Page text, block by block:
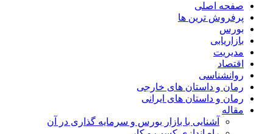
صفحه اصلی
پرفروش ترین ها
بورس
بازاریابی
مدیریت
اقتصاد
روانشناسی
رمان و داستان های خارجی
رمان و داستان های ایرانی
مقاله
آشنایی با بازار بورس و سرمایه گذاری در آن